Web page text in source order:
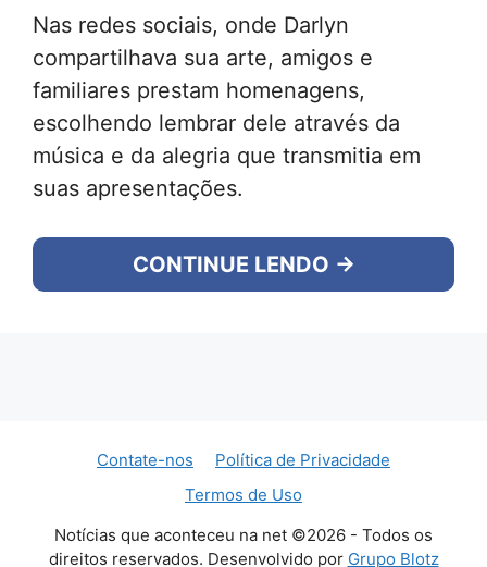
Nas redes sociais, onde Darlyn
compartilhava sua arte, amigos e
familiares prestam homenagens,
escolhendo lembrar dele através da
música e da alegria que transmitia em
suas apresentações.
CONTINUE LENDO →
Contate-nos
Política de Privacidade
Termos de Uso
Notícias que aconteceu na net ©2026 - Todos os
direitos reservados. Desenvolvido por Grupo Blotz